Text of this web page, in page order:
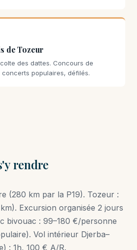
de Tozeur
des dattes. Concours de
populaires, défilés.
rendre
(280 km par la P19). Tozeur :
Excursion organisée 2 jours
bivouac : 99–180 €/personne
Vol intérieur Djerba–
: 1h, 100 € A/R.